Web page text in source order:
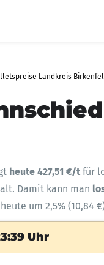
Landkreis
heute 427,51 €/t für
Damit kann man
um 2,5%
Uhr